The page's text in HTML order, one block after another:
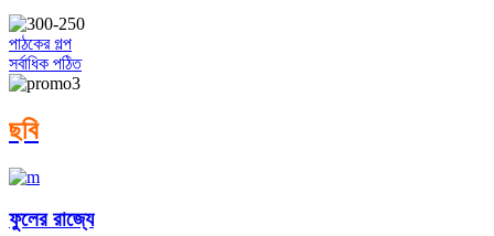
পাঠকের গল্প
সর্বাধিক পঠিত
ছবি
ফুলের রাজ্যে